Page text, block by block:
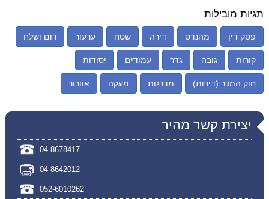
תגיות מובילות
פסק דין מהנדס דירה שטח ערעור רום ושלח
קורות גובה גדר עמודים יסודות
חוק המכר (דירות) מדרגות מעקה אוורור
יצירת קשר מהיר
04-8678417
04-8642012
052-6010262